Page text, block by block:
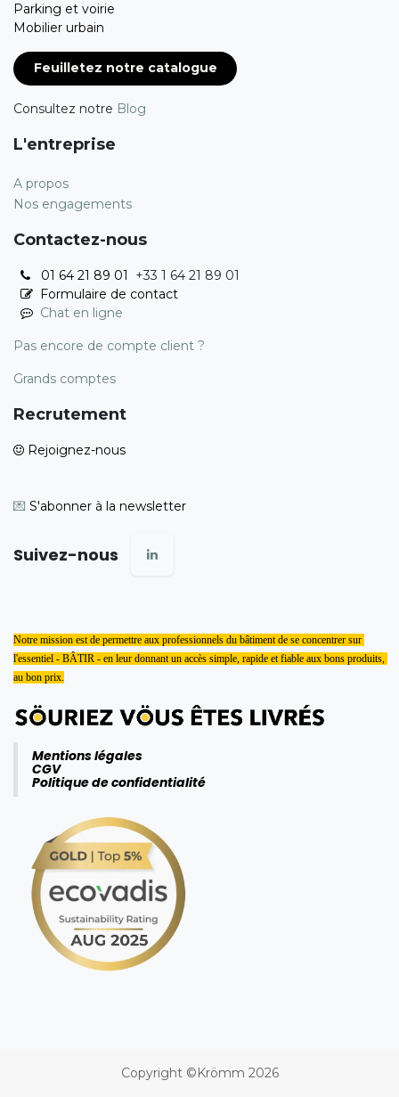
Parking et voirie
Mobilier urbain
Feuilletez notre catalogue
Consultez notre Blog
L'entreprise
A propos
Nos engagements
Contactez-nous
01 64 21 89 01 +33 1 64 21 89 01
Formulaire de contact
Chat en ligne
Pas encore de compte client ?
Grands comptes
Recrutement
Rejoignez-nous
💌 S'abonner à la newsletter
Suivez-nous
Notre mission est de permettre aux professionnels du bâtiment de se concentrer sur
l'essentiel - BÂTIR - en leur donnant un accès simple, rapide et fiable aux bons produits,
au bon prix.
Mentions légales
CGV
Politique de confidentialité
Copyright ©Krömm 2026